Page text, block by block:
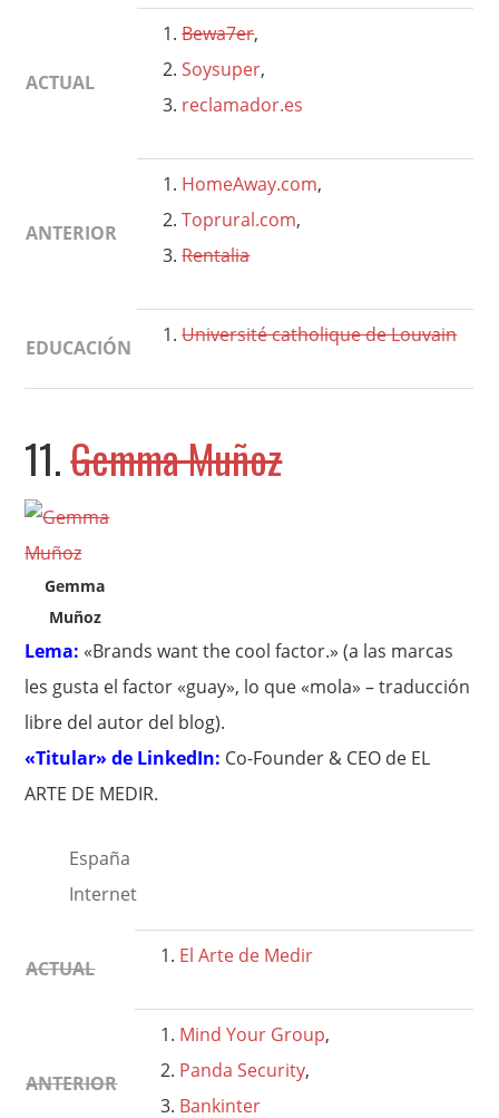
ACTUAL
Bewa7er,
Soysuper,
reclamador.es
ANTERIOR
HomeAway.com,
Toprural.com,
Rentalia
EDUCACIÓN
Université catholique de Louvain
11.Gemma Muñoz
Gemma
Muñoz
Lema: «Brands want the cool factor.» (a las marcas
les gusta el factor «guay», lo que «mola» – traducción
libre del autor del blog).
«Titular» de LinkedIn: Co-Founder & CEO de EL
ARTE DE MEDIR.
España
Internet
ACTUAL
El Arte de Medir
ANTERIOR
Mind Your Group,
Panda Security,
Bankinter